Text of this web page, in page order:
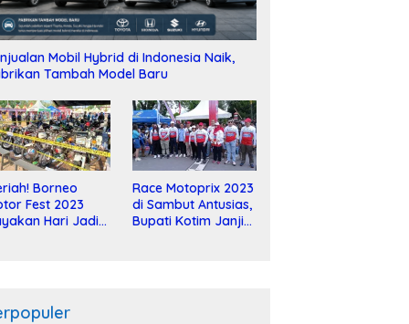
Mobil Hybrid di Indonesia Naik,
Tambah Model Baru
Borneo
Fest 2023
Hari Jadi
Race Motoprix 2023
di Sambut Antusias,
Bupati Kotim Janji